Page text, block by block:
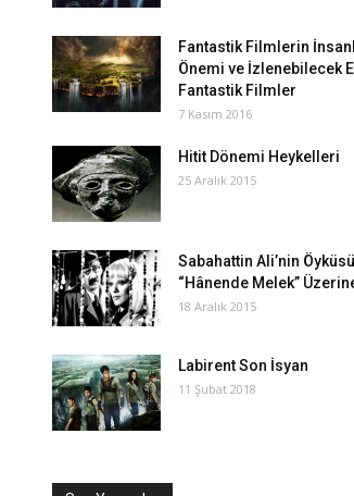
Fantastik Filmlerin
Önemi ve İzlenebilecek
Fantastik Filmler
7 Kasım 2016
Hitit Dönemi Heykelleri
25 Aralık 2015
Sabahattin Ali’nin Öyküsü
“Hânende Melek”
18 Aralık 2015
Labirent Son İsyan
11 Şubat 2018